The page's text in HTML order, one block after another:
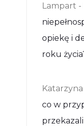
Lampart -
opiekę i
roku
Katarzyna
co w